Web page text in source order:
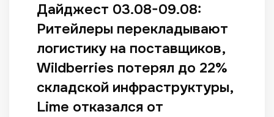
Дайджест 03.08-09.08:
Ритейлеры перекладывают
логистику на поставщиков,
Wildberries потерял до 22%
складской инфраструктуры,
Lime отказался от